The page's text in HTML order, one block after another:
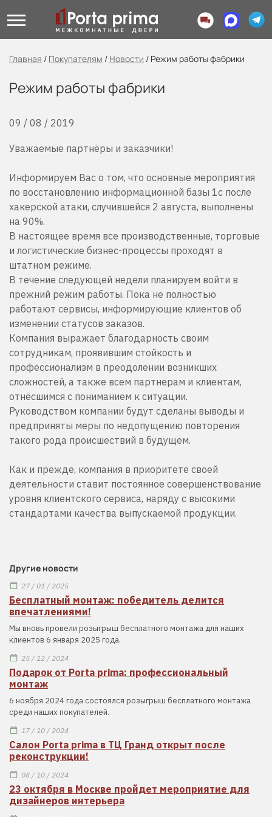
Главная / Покупателям / Новости / Режим работы фабрики
Режим работы фабрики
09 / 08 / 2019
Уважаемые партнёры и заказчики!
Информируем Вас о том, что основные мероприятия
по восстановлению информационной базы 1с после
хакерской атаки, случившейся 2 августа, выполнены
на 90%.
В настоящее время все производственные, торговые
и логистические бизнес-процессы проходят в
штатном режиме.
В течение следующей недели планируем войти в
прежний режим работы. Пока не полностью
работают сервисы, информирующие клиентов об
изменении статусов заказов.
Компания выражает благодарность своим
сотрудникам, проявившим стойкость и
профессионализм в преодолении возникших
сложностей, а также всем партнерам и клиентам,
отнёсшимся с пониманием к ситуации.
Руководством компании будут сделаны выводы и
предприняты меры по недопущению повторения
такого рода происшествий в будущем.
Как и прежде, компания в приоритете своей
деятельности ставит постоянное совершенствование
уровня клиентского сервиса, наряду с высокими
стандартами качества выпускаемой продукции.
Другие новости
27 / 01 / 2025
Бесплатный монтаж: победитель делится
впечатлениями!
Мы вновь провели розыгрыш бесплатного монтажа для наших
клиентов 6 января 2025 года.
25 / 12 / 2024
Подарок от Porta prima: профессиональный
монтаж
6 ноября 2024 года состоялся розыгрыш бесплатного монтажа
среди наших покупателей.
17 / 10 / 2024
Салон Porta prima в ТЦ Гранд открыт после
реконструкции!
08 / 10 / 2024
23 октября в Москве пройдет мероприятие для
дизайнеров интерьера